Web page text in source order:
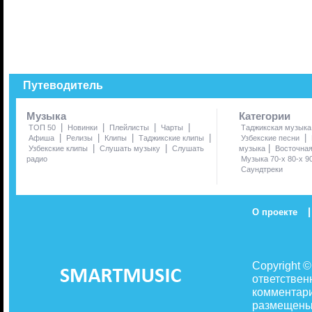
Путеводитель
Музыка
ТОП 50 | Новинки | Плейлисты | Чарты |
Афиша | Релизы | Клипы | Таджикские клипы |
Узбекские клипы | Слушать музыку | Слушать
радио
Категории
Таджикская музыка
Узбекские песни
|
музыка |
Музыка 70-х 80-х
Саундтреки
О проекте |
Copyright
размещены